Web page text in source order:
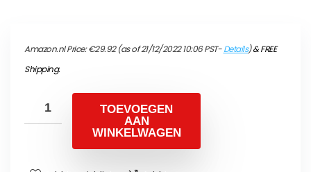
Amazon.nl Price:€29.92(as of 21/12/2022 10:06 PST-Details)&FREE
Shipping.
TOEVOEGEN
AAN
WINKELWAGEN